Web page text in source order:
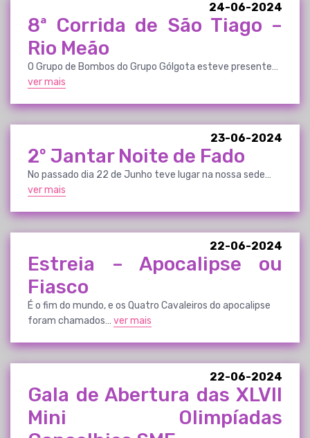
24-06-2024
8ª Corrida de São Tiago –
Rio Meão
O Grupo de Bombos do Grupo Gólgota esteve presente…
ver mais
23-06-2024
2º Jantar Noite de Fado
No passado dia 22 de Junho teve lugar na nossa sede…
ver mais
22-06-2024
Estreia – Apocalipse ou
Fiasco
É o fim do mundo, e os Quatro Cavaleiros do apocalipse
foram chamados… ver mais
22-06-2024
Gala de Abertura das XLVII
Mini Olimpíadas